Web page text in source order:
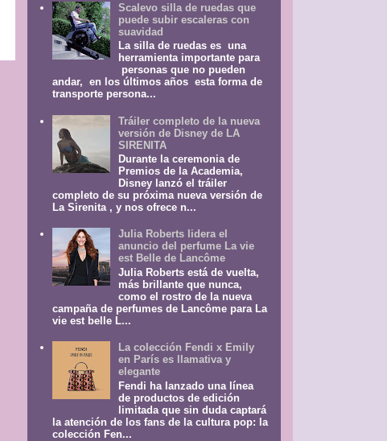
Scalevo silla de ruedas que
puede subir escaleras con
suavidad
La silla de ruedas es una
herramienta importante para
personas que no pueden
andar, en los últimos años esta forma de
transporte persona...
Tráiler completo de la nueva
versión de Disney de LA
SIRENITA
Durante la ceremonia de
Premios de la Academia,
Disney lanzó el tráiler
completo de su próxima nueva versión de
La Sirenita , y nos ofrece n...
Julia Roberts lidera el
anuncio del perfume La vie
est Belle de Lancôme
Julia Roberts está de vuelta,
más brillante que nunca,
como el rostro de la nueva
campaña de perfumes de Lancôme para La
vie est belle L...
La colección Fendi x Emily
en París es llamativa y
elegante
Fendi ha lanzado una línea
de productos de edición
limitada que sin duda captará
la atención de los fans de la cultura pop: la
colección Fen...